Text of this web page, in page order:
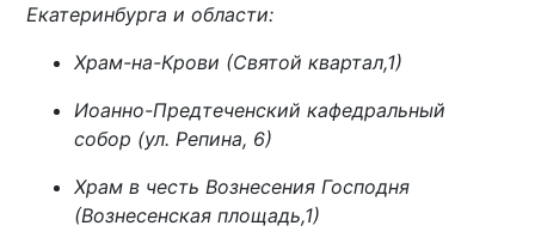
Екатеринбурга и области:
Храм-на-Крови (Святой квартал,1)
Иоанно-Предтеченский кафедральный
собор (ул. Репина, 6)
Храм в честь Вознесения Господня
(Вознесенская площадь,1)